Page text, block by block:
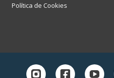
Política de Cookies